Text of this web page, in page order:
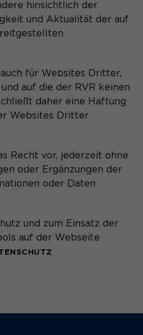
hinsichtlich der
und Aktualität der auf
für Websites Dritter,
auf die der RVR keinen
daher eine Haftung
Websites Dritter
Recht vor, jederzeit ohne
oder Ergänzungen der
oder Daten
und zum Einsatz der
auf der Webseite